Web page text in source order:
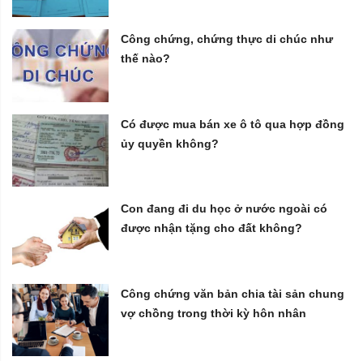
Công chứng, chứng thực di chúc như
thế nào?
Có được mua bán xe ô tô qua hợp đồng
ủy quyền không?
Con đang đi du học ở nước ngoài có
được nhận tặng cho đất không?
Công chứng văn bản chia tài sản chung
vợ chồng trong thời kỳ hôn nhân